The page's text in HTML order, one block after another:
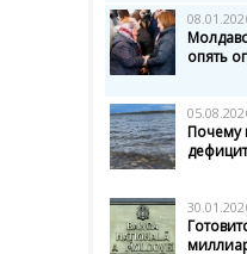
опять
Почему